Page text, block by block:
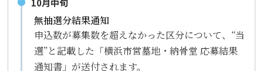
無抽選分結果通知
申込数が募集数を超えなかった区分について、“当
選”と記載した「横浜市営墓地・納骨堂 応募結果
通知書」が送付されます。